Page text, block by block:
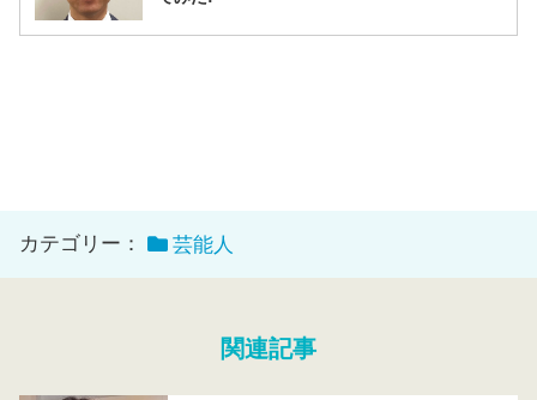
カテゴリー： 芸能人
関連記事